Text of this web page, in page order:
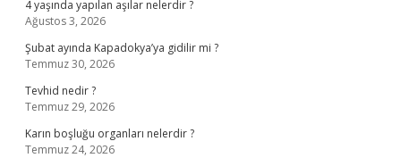
4 yaşında yapılan aşılar nelerdir ?
Ağustos 3, 2026
Şubat ayında Kapadokya’ya gidilir mi ?
Temmuz 30, 2026
Tevhid nedir ?
Temmuz 29, 2026
Karın boşluğu organları nelerdir ?
Temmuz 24, 2026